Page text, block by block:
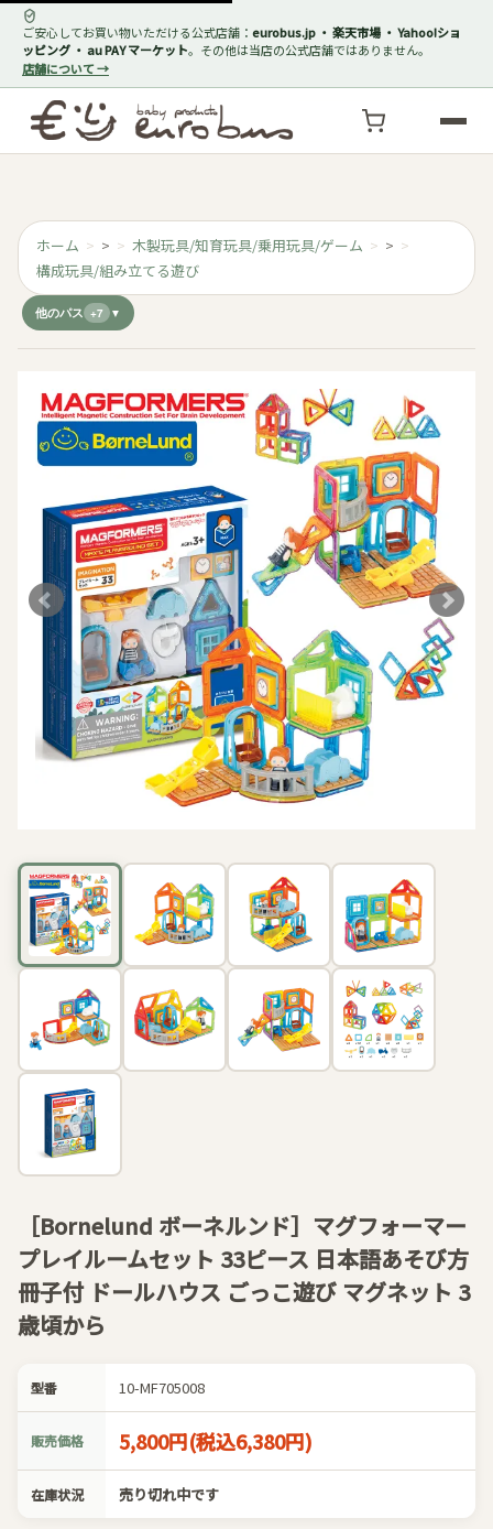
ご安心してお買い物いただける公式店舗： eurobus.jp ・ 楽天市場 ・ Yahoo!ショ
ッピング ・ au PAY マーケット。その他は当店の公式店舗ではありません。
店舗について →
ホーム > 木製玩具/知育玩具/乗用玩具/ゲーム
>
構成玩具/組み立てる遊び
他のパス +7
［Bornelund ボーネルンド］マグフォーマー
プレイルームセット 33ピース 日本語あそび方
冊子付 ドールハウス ごっこ遊び マグネット 3
歳頃から
型番 10-MF705008
販売価格 5,800円(税込6,380円)
在庫状況 売り切れ中です